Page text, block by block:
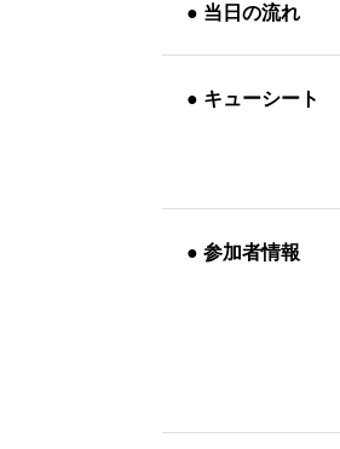
● 当日の流れ
● キューシート
● 参加者情報